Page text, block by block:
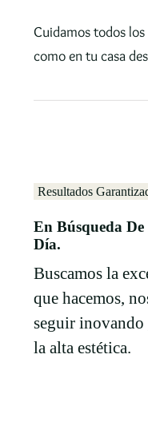
Cuidamos todos
como en tu casa
Resultados
En Búsqueda
Día.
Buscamos la
que hacemos,
seguir inovando
la alta estética.